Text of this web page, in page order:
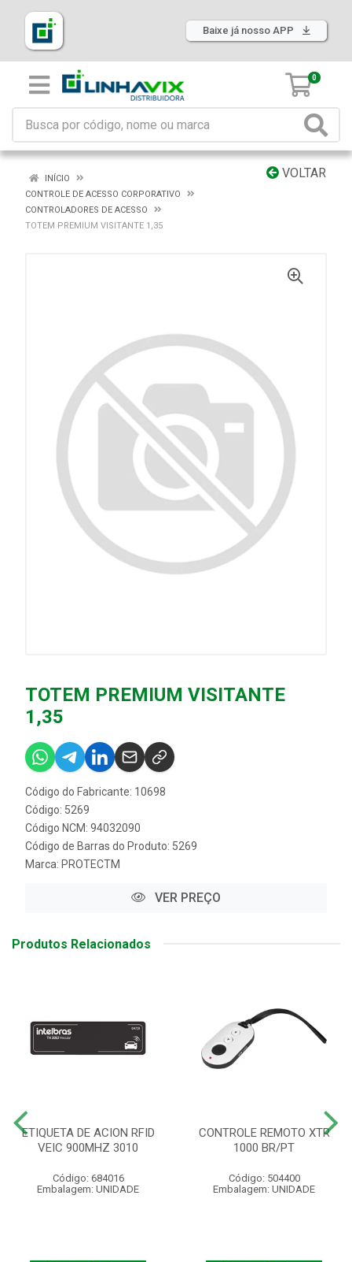
Baixe já nosso APP
0
VOLTAR
INÍCIO
CONTROLE DE ACESSO CORPORATIVO
CONTROLADORES DE ACESSO
TOTEM PREMIUM VISITANTE 1,35
TOTEM PREMIUM VISITANTE
1,35
Código do Fabricante: 10698
Código: 5269
Código NCM: 94032090
Código de Barras do Produto: 5269
Marca: PROTECTM
VER PREÇO
Produtos Relacionados
ETIQUETA DE ACION RFID
VEIC 900MHZ 3010
Código: 684016
Embalagem: UNIDADE
CONTROLE REMOTO XTR
1000 BR/PT
Código: 504400
Embalagem: UNIDADE